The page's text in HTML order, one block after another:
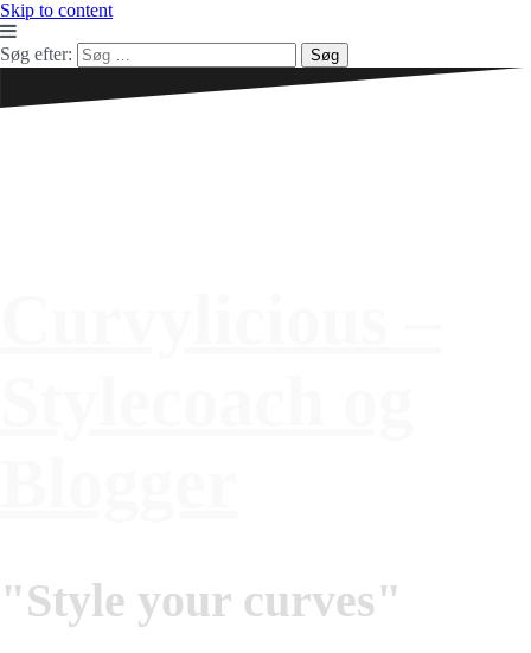
Skip to content
Søg efter:
"Style your curves"